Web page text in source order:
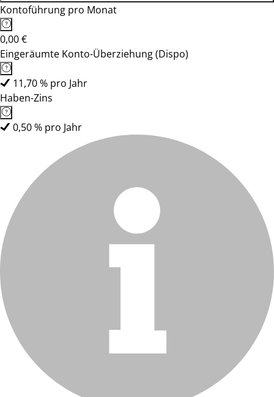
Kontoführung pro Monat
0,00 €
Eingeräumte Konto-Überziehung (Dispo)
11,70 % pro Jahr
Haben-Zins
0,50 % pro Jahr